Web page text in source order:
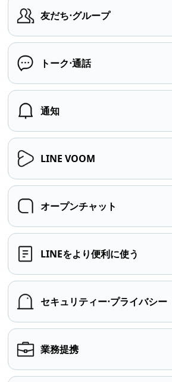
友だち⋅グループ
トーク⋅通話
通知
LINE VOOM
オープンチャット
LINEをより便利に使う
セキュリティー⋅プライバシー
業務提携